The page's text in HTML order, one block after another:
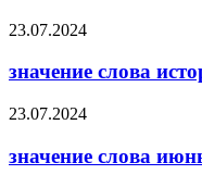
23.07.2024
значение слова
23.07.2024
значение слова